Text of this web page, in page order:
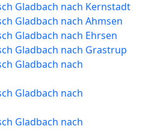
Gladbach nach Kernstadt
Gladbach nach Ahmsen
Gladbach nach Ehrsen
Gladbach nach Grastrup
Gladbach nach
Gladbach nach
Gladbach nach